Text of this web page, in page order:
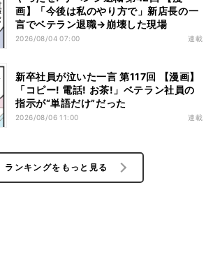
画】「今後は私のやり方で」新店長の一
言でベテラン退職→崩壊した現場
2026/08/04 07:00 連載
新卒社員が泣いた一言 第117回 【漫画】
「コピー! 電話! お茶!」ベテラン社員の
指示が“単語だけ”だった
2026/08/06 11:00 連載
ランキングをもっと見る